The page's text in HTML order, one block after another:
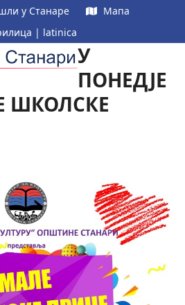
у Станаре
Мапа
| latinica
У
ПОНЕДЈЕ
ШКОЛСКЕ